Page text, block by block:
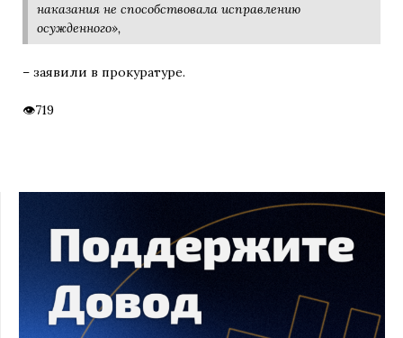
наказания не способствовала исправлению
осужденного»,
– заявили в прокуратуре.
719